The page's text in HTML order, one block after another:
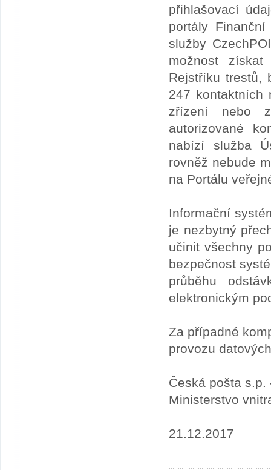
přihlašovací
portály
služby
možnost
Rejstříku trestů,
247 kontaktních
zřízení nebo
autorizované
nabízí služba
rovněž nebude
na Portálu
Informační
je nezbytný
učinit všechny
bezpečnost
průběhu
elektronickým
Za případné
provozu
Česká pošta s.p.
Ministerstvo
21.12.2017